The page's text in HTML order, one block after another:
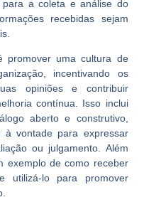
para a coleta e análise do
recebidas sejam
promover uma cultura de
incentivando os
opiniões e contribuir
contínua. Isso inclui
aberto e construtivo,
à vontade para expressar
ou julgamento. Além
exemplo de como receber
utilizá-lo para promover